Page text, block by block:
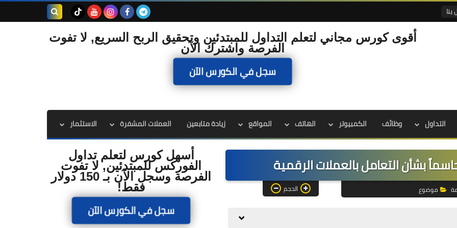
بنا
أقوى كورس مجاني لتعلم التداول للمبتدئين وتحقيق الربح السريع, لا تفوت
الفرصة واشترك الآن
سجل في الكورس الآن
التداول وظائف الكمبيوتر الهاتف المواقع زيادة متابعين العملات المشفرة الاستثمار
بشأن التعامل بالعملات الرقمية
موضوع الحجم
أسهل كورس لتعلم تداول
الفوركس للمبتدئين, لا تفوت
الفرصة وسجل الآن بـ 150 دولار
فقط!
سجل في الكورس الآن